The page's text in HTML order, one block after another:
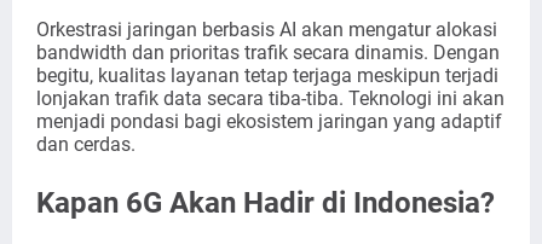
Orkestrasi jaringan berbasis AI akan mengatur alokasi
bandwidth dan prioritas trafik secara dinamis. Dengan
begitu, kualitas layanan tetap terjaga meskipun terjadi
lonjakan trafik data secara tiba-tiba. Teknologi ini akan
menjadi pondasi bagi ekosistem jaringan yang adaptif
dan cerdas.
Kapan 6G Akan Hadir di Indonesia?